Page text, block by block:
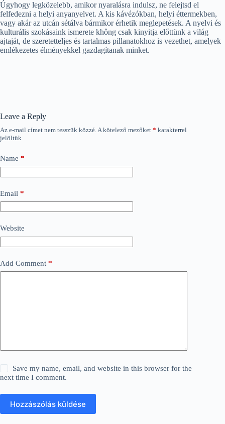
Úgyhogy legközelebb, amikor nyaralásra indulsz, ne felejtsd el
felfedezni a helyi anyanyelvet. A kis kávézókban, helyi éttermekben,
vagy akár az utcán sétálva bármikor érhetik meglepetések. A nyelvi és
kulturális szokásaink ismerete không csak kinyitja előttünk a világ
ajtaját, de szeretetteljes és tartalmas pillanatokhoz is vezethet, amelyek
emlékezetes élményekkel gazdagítanak minket.
Leave a Reply
Az e-mail címet nem tesszük közzé.A kötelező mezőket * karakterrel
jelöltük
Name *
Email *
Website
Add Comment *
Save my name, email, and website in this browser for the
next time I comment.
Hozzászólás küldése